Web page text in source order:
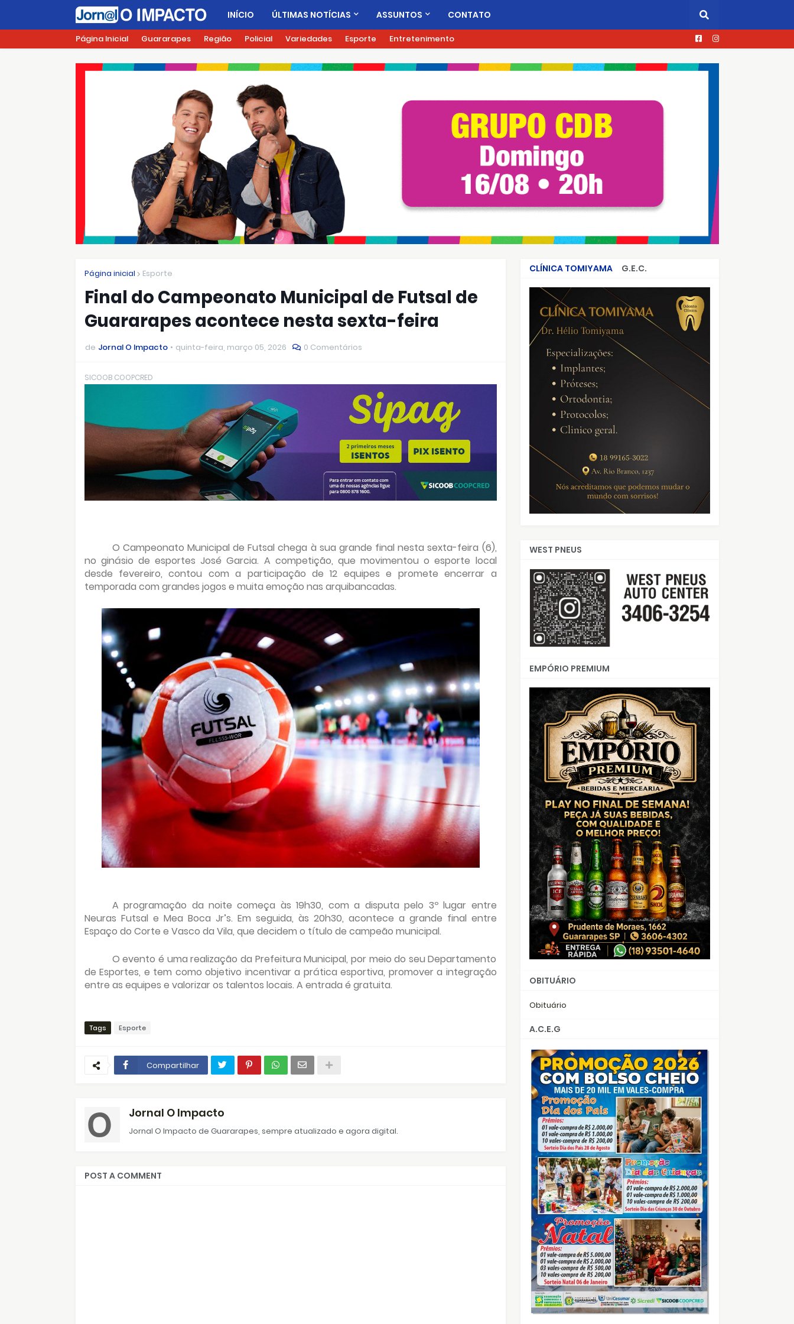
INÍCIO ÚLTIMAS NOTÍCIAS ASSUNTOS CONTATO
Página Inicial Guararapes Região Policial Variedades Esporte Entretenimento
Página inicial Esporte
Final do Campeonato Municipal de Futsal de
Guararapes acontece nesta sexta-feira
de Jornal O Impacto quinta-feira, março 05, 2026 0 Comentários
SICOOB COOPCRED
O Campeonato Municipal de Futsal chega à sua grande final nesta sexta-feira (6),
no ginásio de esportes José Garcia. A competição, que movimentou o esporte local
desde fevereiro, contou com a participação de 12 equipes e promete encerrar a
temporada com grandes jogos e muita emoção nas arquibancadas.
A programação da noite começa às 19h30, com a disputa pelo 3º lugar entre
Neuras Futsal e Mea Boca Jr’s. Em seguida, às 20h30, acontece a grande final entre
Espaço do Corte e Vasco da Vila, que decidem o título de campeão municipal.
O evento é uma realização da Prefeitura Municipal, por meio do seu Departamento
de Esportes, e tem como objetivo incentivar a prática esportiva, promover a integração
entre as equipes e valorizar os talentos locais. A entrada é gratuita.
Tags Esporte
Compartilhar
Jornal O Impacto
Jornal O Impacto de Guararapes, sempre atualizado e agora digital.
POST A COMMENT
CLÍNICA TOMIYAMA
G.E.C.
CRIMES QUE ABALARAM O BRASIL
WEST PNEUS
EMPÓRIO PREMIUM
OBITUÁRIO
Obituário
A.C.E.G